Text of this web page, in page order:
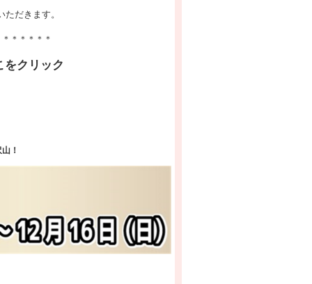
だきます。
＊＊＊＊＊
をクリック
！